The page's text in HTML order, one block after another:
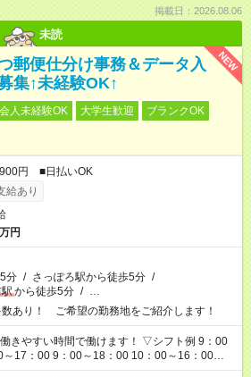
掲載日：2026.08.06
未読
NEW
郵便仕分け事務＆データ入
集↑未経験OK↑
人未経験OK 大学生歓迎
ブランクOK
円 ■日払いOK
給あり
円
分 / さっぽろ駅から徒歩5分 /
から徒歩5分 / …
あり！ ご希望の勤務地をご紹介します！
い時間で働けます！ ▽シフト例 9：00
～17：00 9：00～18：00 10：00～16：00
：00～21：00 17：00～21：00 ■残業なし